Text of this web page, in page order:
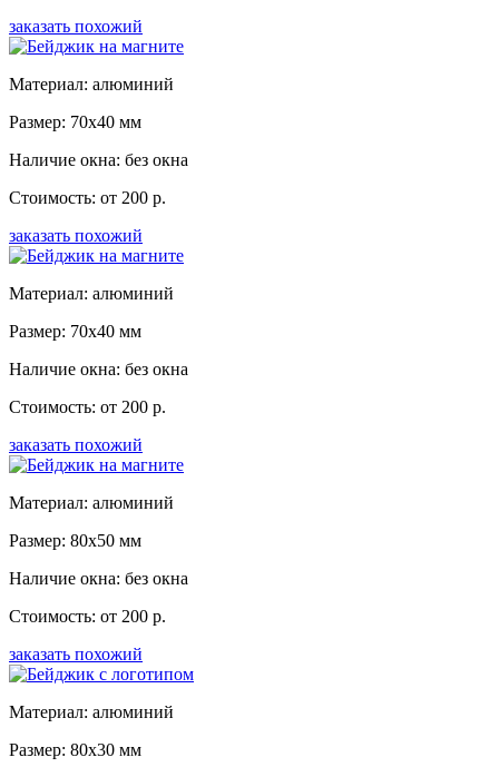
заказать похожий
Материал: алюминий
Размер: 70x40 мм
Наличие окна: без окна
Стоимость: от 200 р.
заказать похожий
Материал: алюминий
Размер: 70x40 мм
Наличие окна: без окна
Стоимость: от 200 р.
заказать похожий
Материал: алюминий
Размер: 80x50 мм
Наличие окна: без окна
Стоимость: от 200 р.
заказать похожий
Материал: алюминий
Размер: 80x30 мм